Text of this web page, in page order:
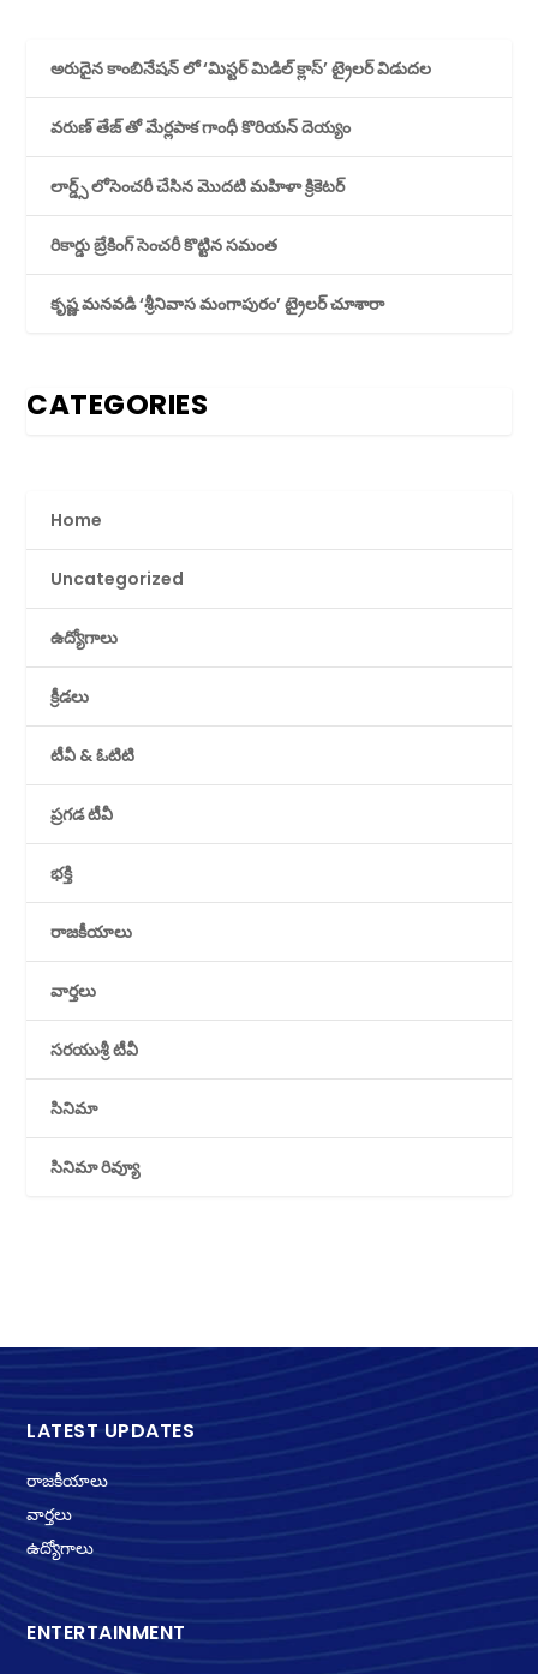
అరుదైన కాంబినేషన్ లో ‘మిస్టర్ మిడిల్ క్లాస్’ ట్రైలర్ విడుదల
వరుణ్ తేజ్ తో మేర్లపాక గాంధీ కొరియన్ దెయ్యం
లార్డ్స్ లోసెంచరీ చేసిన మొదటి మహిళా క్రికెటర్
రికార్డు బ్రేకింగ్ సెంచరీ కొట్టిన సమంత
కృష్ణ మనవడి ‘శ్రీనివాస మంగాపురం’ ట్రైలర్ చూశారా
CATEGORIES
Home
Uncategorized
ఉద్యోగాలు
క్రీడలు
టీవీ & ఓటిటి
ప్రగడ టీవీ
భక్తి
రాజకీయాలు
వార్తలు
సరయుశ్రీ టీవీ
సినిమా
సినిమా రివ్యూ
LATEST UPDATES
రాజకీయాలు
వార్తలు
ఉద్యోగాలు
ENTERTAINMENT